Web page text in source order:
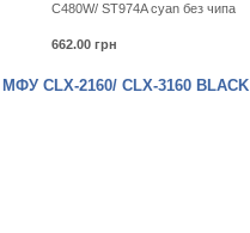
C480W/ ST974A cyan без чипа
662.00 грн
CLX-2160/ CLX-3160 BLACK